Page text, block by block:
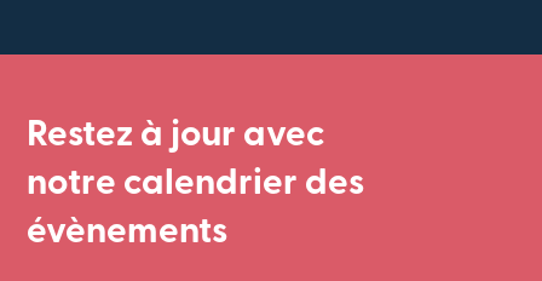
Restez à jour avec
notre calendrier des
évènements